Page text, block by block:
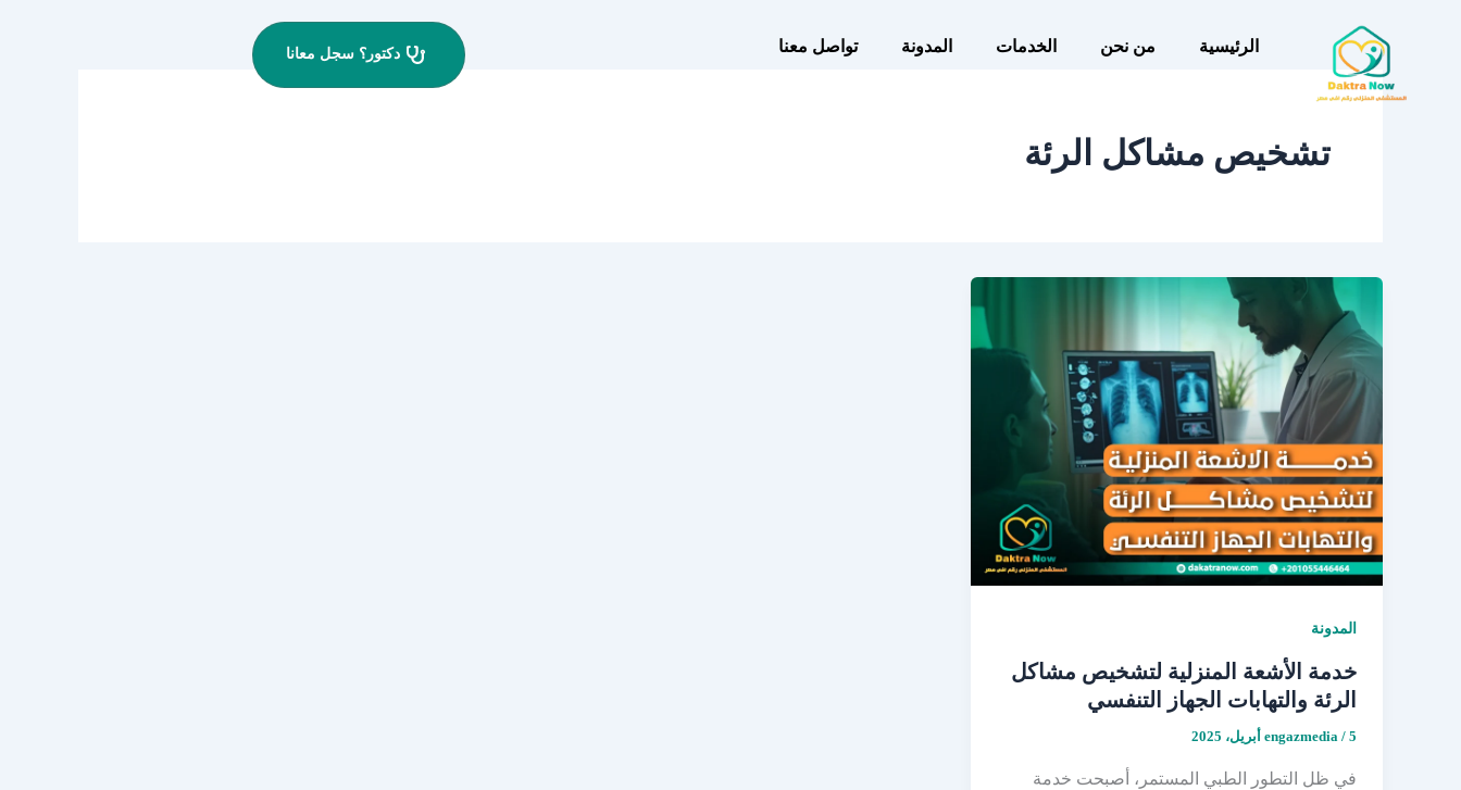
الرئيسية من نحن الخدمات المدونة تواصل معنا دكتور؟ سجل معانا
تشخيص مشاكل الرئة
المدونة
خدمة الأشعة المنزلية لتشخيص مشاكل
الرئة والتهابات الجهاز التنفسي
engazmedia / 5 أبريل، 2025
في ظل التطور الطبي المستمر، أصبحت خدمة